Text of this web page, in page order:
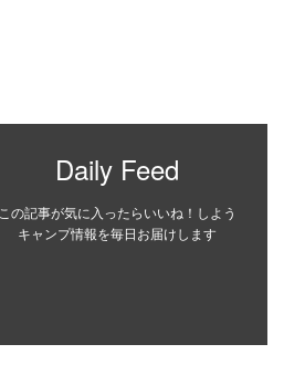
Daily Feed
この記事が気に入ったらいいね！しよう
キャンプ情報を毎日お届けします